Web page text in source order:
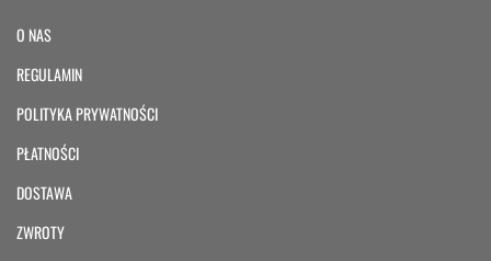
O NAS
REGULAMIN
POLITYKA PRYWATNOŚCI
PŁATNOŚCI
DOSTAWA
ZWROTY